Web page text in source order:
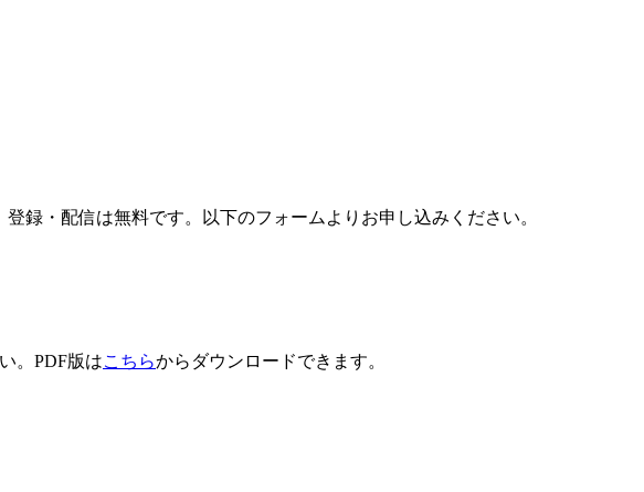
録・配信は無料です。以下のフォームよりお申し込みください。
。PDF版はこちらからダウンロードできます。